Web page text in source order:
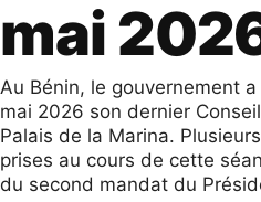
mai
Au Bénin, le gouvernement
mai 2026 son dernier
Palais de la Marina.
prises au cours de cette
du second mandat du